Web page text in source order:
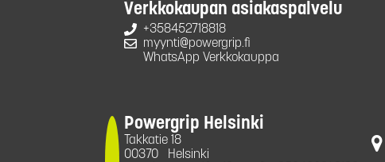
Verkkokaupan asiakaspalvelu
+358452718818
myynti@powergrip.fi
WhatsApp Verkkokauppa
Powergrip Helsinki
Takkatie 18
00370
Helsinki